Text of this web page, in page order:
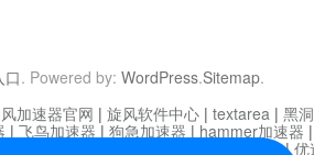
. Powered by: WordPress.Sitemap.
加速器官网 | 旋风软件中心 | textarea | 黑
| 飞鸟加速器 | 狗急加速器 | hammer加速器
迷雾通|优